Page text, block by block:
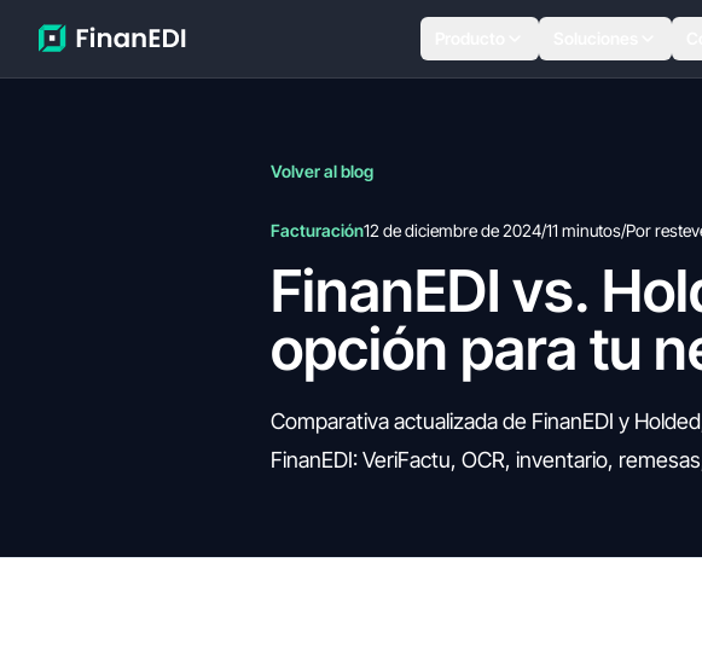
Volver al blog
Facturación12 de diciembre de 2024/11 minutos/Por
FinanEDI vs.
opción para tu
Comparativa actualizada de FinanEDI y
FinanEDI: VeriFactu, OCR, inventario,